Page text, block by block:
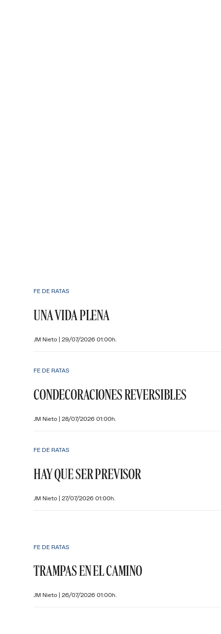
FE DE RATAS
UNA VIDA PLENA
JM Nieto | 29/07/2026 01:00h.
FE DE RATAS
CONDECORACIONES REVERSIBLES
JM Nieto | 28/07/2026 01:00h.
FE DE RATAS
HAY QUE SER PREVISOR
JM Nieto | 27/07/2026 01:00h.
FE DE RATAS
TRAMPAS EN EL CAMINO
JM Nieto | 26/07/2026 01:00h.